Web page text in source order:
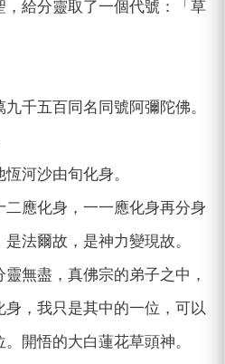
給分靈取了一個代號：「草
千五百同名同號阿彌陀佛。
河沙由旬化身。
應化身，一一應化身再分身
法爾故，是神力變現故。
無盡，真佛宗的弟子之中，
，我只是其中的一位，可以
開悟的大白蓮花草頭神。